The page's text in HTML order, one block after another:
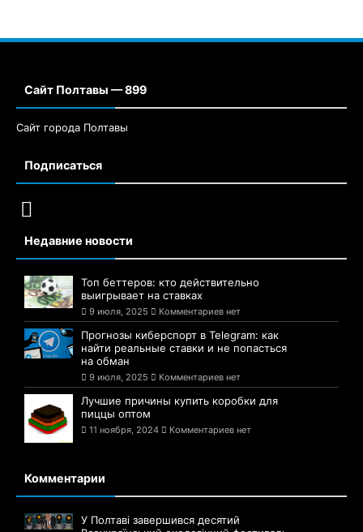
Сайт Полтавы — 899
Сайт города Полтавы
Подписаться
Недавние новости
Топ беттеров: кто действительно
выигрывает на ставках
9 июля, 2025 Комментариев нет
Прогнозы киберспорт в Telegram: как
найти реальные ставки и не попасться
на обман
9 июля, 2025 Комментариев нет
Лучшие причины купить коробки для
пиццы оптом
11 ноября, 2024 Комментариев нет
Комментарии
У Полтаві завершився десятий